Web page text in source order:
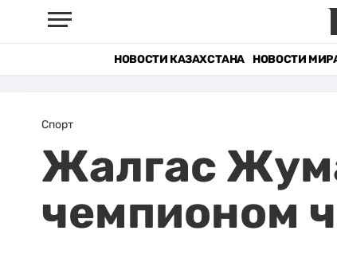
НОВОСТИ КАЗАХСТАНА НОВОСТИ
Спорт
Жалгас
чемпионом